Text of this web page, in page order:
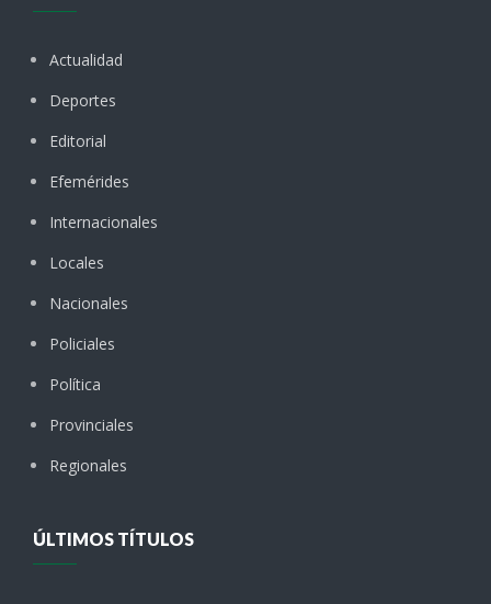
Actualidad
Deportes
Editorial
Efemérides
Internacionales
Locales
Nacionales
Policiales
Política
Provinciales
Regionales
ÚLTIMOS TÍTULOS